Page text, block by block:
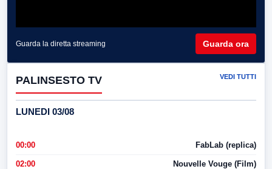
Guarda la diretta streaming Guarda ora
PALINSESTO TV VEDI TUTTI
LUNEDI 03/08
00:00 FabLab (replica)
02:00 Nouvelle Vouge (Film)